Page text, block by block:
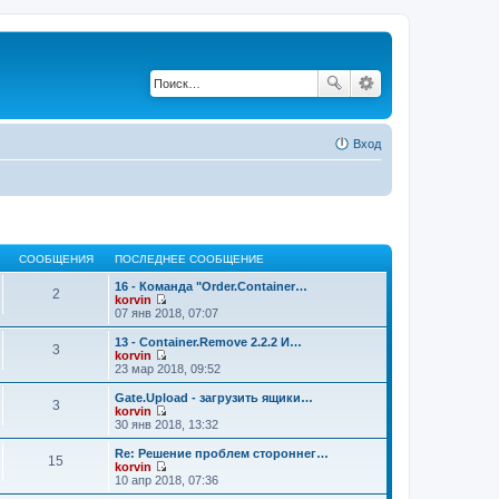
Вход
СООБЩЕНИЯ ПОСЛЕДНЕЕ СООБЩЕНИЕ
2
16 - Команда "Order.Container…
korvin
П
е
р
е
й
т
к
п
о
л
д
07 янв 2018, 07:07
3
13 - Container.Remove 2.2.2 И…
korvin
П
е
р
е
й
т
к
п
о
23 мар 2018, 09:52
3
Gate.Upload - загрузить ящики…
korvin
П
е
р
е
й
т
30 янв 2018, 13:32
15
Re: Решение проблем стороннег…
korvin
П
е
10 апр 2018, 07:36